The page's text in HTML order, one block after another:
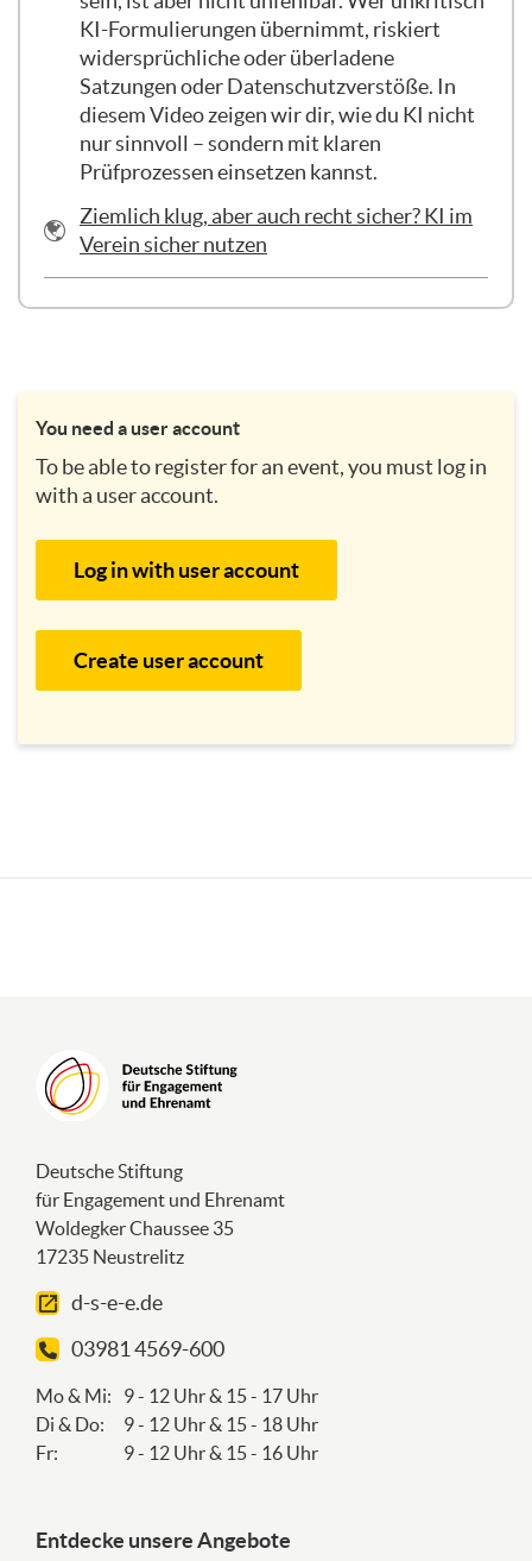
URL
Ziemlich klug, aber auch recht sicher? KI im
Verein sicher nutzen
KI-Formulierungen übernimmt, riskiert
widersprüchliche oder überladene
Satzungen oder Datenschutzverstöße. In
diesem Video zeigen wir dir, wie du KI nicht
nur sinnvoll – sondern mit klaren
Prüfprozessen einsetzen kannst.
You need a user account
To be able to register for an event, you must log in
with a user account.
Log in with user account
Create user account
Deutsche Stiftung
für Engagement und Ehrenamt
Woldegker Chaussee 35
17235 Neustrelitz
d-s-e-e.de
03981 4569-600
Mo & Mi:
Di & Do:
Fr:
9 - 12 Uhr & 15 - 17 Uhr
9 - 12 Uhr & 15 - 18 Uhr
9 - 12 Uhr & 15 - 16 Uhr
Entdecke unsere Angebote